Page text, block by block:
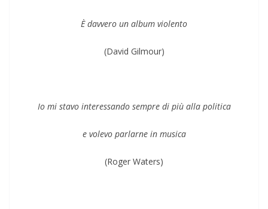
È davvero un album violento
(David Gilmour)
Io mi stavo interessando sempre di più alla politica
e volevo parlarne in musica
(Roger Waters)